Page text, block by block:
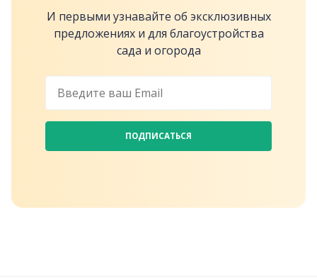
И первыми узнавайте об эксклюзивных
предложениях и для благоустройства
сада и огорода
ПОДПИСАТЬСЯ